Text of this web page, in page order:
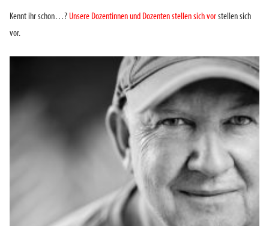
Kennt ihr schon…? Unsere Dozentinnen und Dozenten stellen sich vorstellen sich
vor.